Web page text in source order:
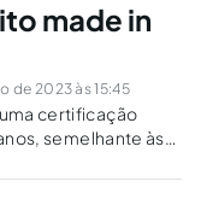
made in
de 2023 às 15:45
certificação
semelhante às